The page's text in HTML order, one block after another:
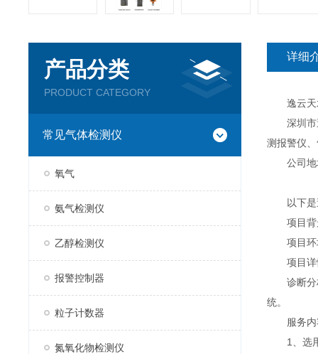
产品分类
PRODUCT CATEGORY
常见气体检测仪
氧气
氨气检测仪
乙醇检测仪
报警控制器
粒子计数器
氮氧化物检测仪
详细
逸云天水
深圳市逸
测报警仪
公司地址
以下是
项目背景
项目环境
项目详
诊断分析
统。
服务
1、选用